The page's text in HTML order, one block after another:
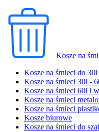
Kosze na
Kosze na śmieci do 30l
Kosze na śmieci 30l -
Kosze na śmieci 60l i
Kosze na śmieci
Kosze na śmieci
Kosze biurowe
Kosze na śmieci do